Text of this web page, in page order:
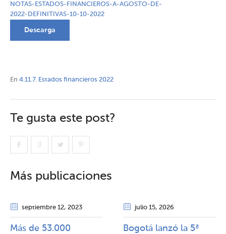
NOTAS-ESTADOS-FINANCIEROS-A-AGOSTO-DE-
2022-DEFINITIVAS-10-10-2022
Descarga
En 4.11.7. Estados financieros 2022
Te gusta este post?
Más publicaciones
septiembre 12, 2023
Más de 53.000
julio 15, 2026
Bogotá lanzó la 5ª